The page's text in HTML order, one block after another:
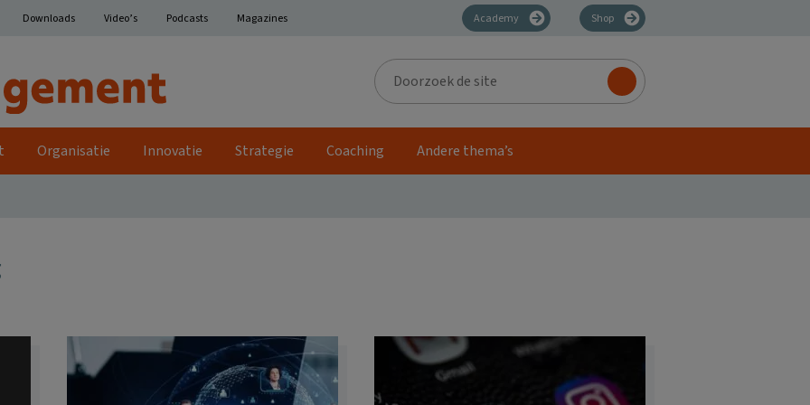
Downloads Video’s Podcasts Magazines Academy Shop
Doorzoek
de
site
Organisatie Innovatie Strategie Coaching Andere thema’s